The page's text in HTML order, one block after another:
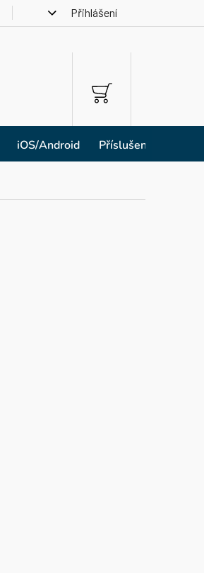
Přihlášení
NÁKUPNÍ
KOŠÍK
iOS/Android Příslušenství